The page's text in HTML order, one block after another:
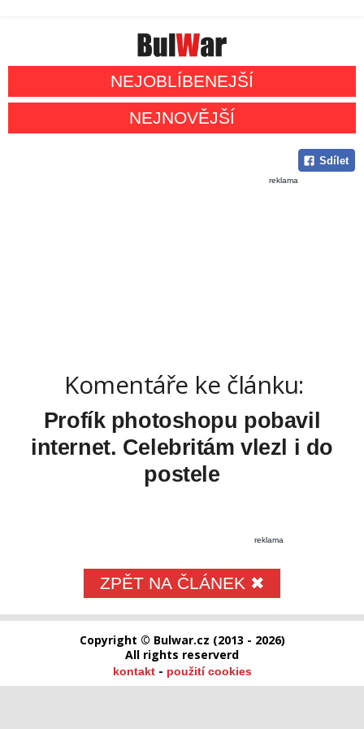
NEJOBLÍBENEJŠÍ
NEJNOVĚJŠÍ
Sdílet
reklama
Komentáře ke článku:
Profík photoshopu pobavil
internet. Celebritám vlezl i do
postele
reklama
ZPĚT NA ČLÁNEK ✖
Copyright © Bulwar.cz (2013 - 2026)
All rights reserverd
kontakt- použití cookies